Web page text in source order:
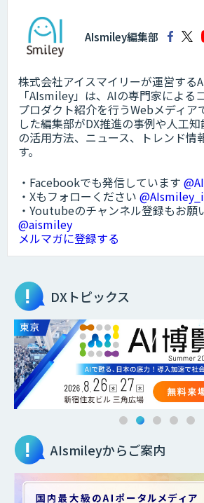
AIsmiley編集部
株式会社アイスマイリーが運営する
「AIsmiley」は、AIの専門家による
プロダクト紹介を行うWebメディア
した編集部がDX推進の事例や人工
の活用方法、ニュース、トレンド情
す。
・Facebookでも発信しています
・Xもフォローください
・Youtubeのチャンネル登録もお願
@aismiley
メルマガに登録する
DXトピックス
AIsmileyからご案内